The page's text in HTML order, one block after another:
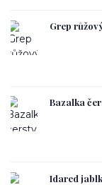
Grep
Bazalka
Idared